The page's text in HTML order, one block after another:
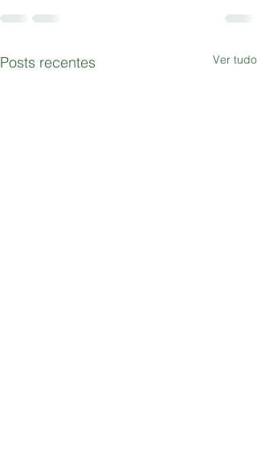
Posts recentes Ver tudo